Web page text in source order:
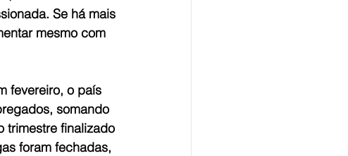
Se há mais
mesmo com
fevereiro, o país
somando
trimestre finalizado
foram fechadas,